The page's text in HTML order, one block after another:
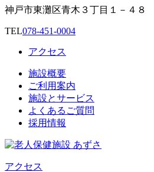
神戸市東灘区青木３丁目１－４８
TEL078-451-0004
アクセス
施設概要
ご利用案内
施設とサービス
よくあるご質問
採用情報
アクセス